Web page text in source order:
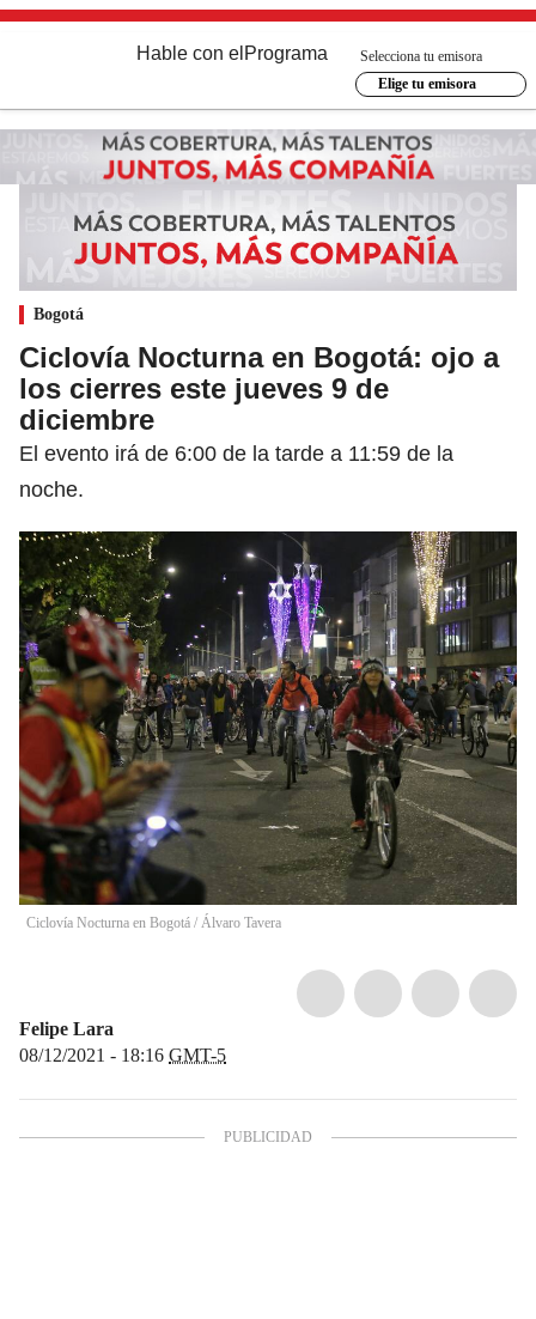
Hable con el Programa
Selecciona tu emisora
Elige tu emisora
Bogotá
Ciclovía Nocturna en Bogotá: ojo a
los cierres este jueves 9 de
diciembre
El evento irá de 6:00 de la tarde a 11:59 de la
noche.
Ciclovía Nocturna en Bogotá / Álvaro Tavera
Felipe Lara
08/12/2021 - 18:16 GMT-5